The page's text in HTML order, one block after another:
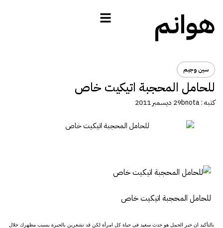
هوانم
سين وجيم
للحامل المحجبة اتيكيت خاص
كتبه :bnota29 ديسمبر 2011
للحامل المحجبة اتيكيت خاص
بالتأكيد ان خبر الحمل هو حدث سعيد فى حياة كل امرأة لكن قد تشعرين بالحيرة بسبب مظهرك خلال